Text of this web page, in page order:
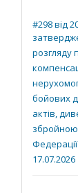
#298 від
розгляду
бойових
актів,
збройною